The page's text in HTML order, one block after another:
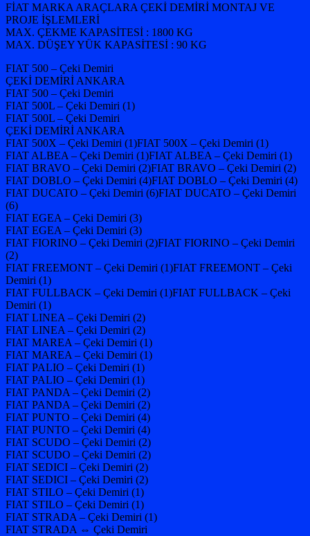
FİAT MARKA ARAÇLARA ÇEKİ DEMİRİ MONTAJ VE
PROJE İŞLEMLERİ
MAX. ÇEKME KAPASİTESİ : 1800 KG
MAX. DÜŞEY YÜK KAPASİTESİ : 90 KG
FIAT 500 – Çeki Demiri
ÇEKİ DEMİRİ ANKARA
FIAT 500 – Çeki Demiri
FIAT 500L – Çeki Demiri (1)
FIAT 500L – Çeki Demiri
ÇEKİ DEMİRİ ANKARA
FIAT 500X – Çeki Demiri (1)FIAT 500X – Çeki Demiri (1)
FIAT ALBEA – Çeki Demiri (1)FIAT ALBEA – Çeki Demiri (1)
FIAT BRAVO – Çeki Demiri (2)FIAT BRAVO – Çeki Demiri (2)
FIAT DOBLO – Çeki Demiri (4)FIAT DOBLO – Çeki Demiri (4)
FIAT DUCATO – Çeki Demiri (6)FIAT DUCATO – Çeki Demiri
(6)
FIAT EGEA – Çeki Demiri (3)
FIAT EGEA – Çeki Demiri (3)
FIAT FIORINO – Çeki Demiri (2)FIAT FIORINO – Çeki Demiri
(2)
FIAT FREEMONT – Çeki Demiri (1)FIAT FREEMONT – Çeki
Demiri (1)
FIAT FULLBACK – Çeki Demiri (1)FIAT FULLBACK – Çeki
Demiri (1)
FIAT LINEA – Çeki Demiri (2)
FIAT LINEA – Çeki Demiri (2)
FIAT MAREA – Çeki Demiri (1)
FIAT MAREA – Çeki Demiri (1)
FIAT PALIO – Çeki Demiri (1)
FIAT PALIO – Çeki Demiri (1)
FIAT PANDA – Çeki Demiri (2)
FIAT PANDA – Çeki Demiri (2)
FIAT PUNTO – Çeki Demiri (4)
FIAT PUNTO – Çeki Demiri (4)
FIAT SCUDO – Çeki Demiri (2)
FIAT SCUDO – Çeki Demiri (2)
FIAT SEDICI – Çeki Demiri (2)
FIAT SEDICI – Çeki Demiri (2)
FIAT STILO – Çeki Demiri (1)
FIAT STILO – Çeki Demiri (1)
FIAT STRADA – Çeki Demiri (1)
FIAT STRADA ⇔ Çeki Demiri